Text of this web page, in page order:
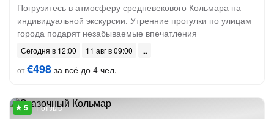
Погрузитесь в атмосферу средневекового Кольмара на
индивидуальной экскурсии. Утренние прогулки по улицам
города подарят незабываемые впечатления
Сегодня в 12:00
11 авг в 09:00
от€498 за всё до 4 чел.
1 отзыв